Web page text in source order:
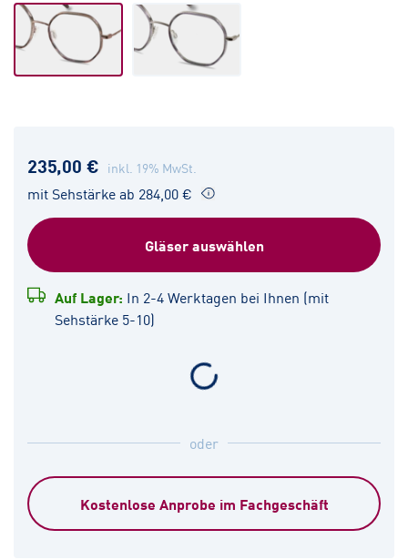
235,00 € inkl. 19% MwSt.
mit Sehstärke ab 284,00 €
Gläser auswählen
Auf Lager: In 2-4 Werktagen bei Ihnen (mit
Sehstärke 5-10)
oder
Kostenlose Anprobe im Fachgeschäft